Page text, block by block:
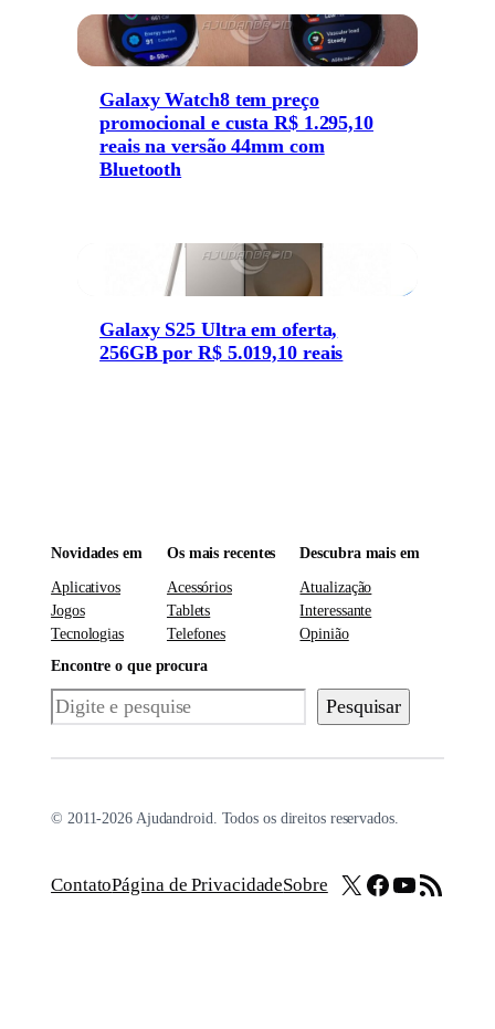
Galaxy Watch8 tem preço
promocional e custa R$ 1.295,10
reais na versão 44mm com
Bluetooth
Galaxy S25 Ultra em oferta,
256GB por R$ 5.019,10 reais
Novidades em
Aplicativos
Jogos
Tecnologias
Os mais recentes
Acessórios
Tablets
Telefones
Descubra mais em
Atualização
Interessante
Opinião
Encontre o que procura
Pesquisar Pesquisar
© 2011-2026 Ajudandroid. Todos os direitos reservados.
ContatoPágina de PrivacidadeSobre X Facebook
Youtube
Feed RSS